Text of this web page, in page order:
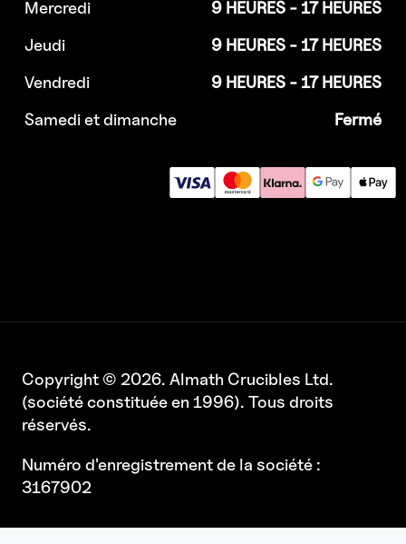
Mercredi
9 HEURES - 17 HEURES
Jeudi
9 HEURES - 17 HEURES
Vendredi
9 HEURES - 17 HEURES
Samedi et dimanche
Fermé
Copyright © 2026. Almath Crucibles Ltd.
(société constituée en 1996). Tous droits
réservés.
Numéro d'enregistrement de la société :
3167902